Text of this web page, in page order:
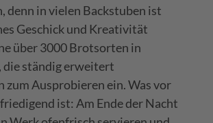
denn in vielen Backstuben ist
Geschick und Kreativität
über 3000 Brotsorten in
die ständig erweitert
zum Ausprobieren ein. Was vor
ist: Am Ende der Nacht